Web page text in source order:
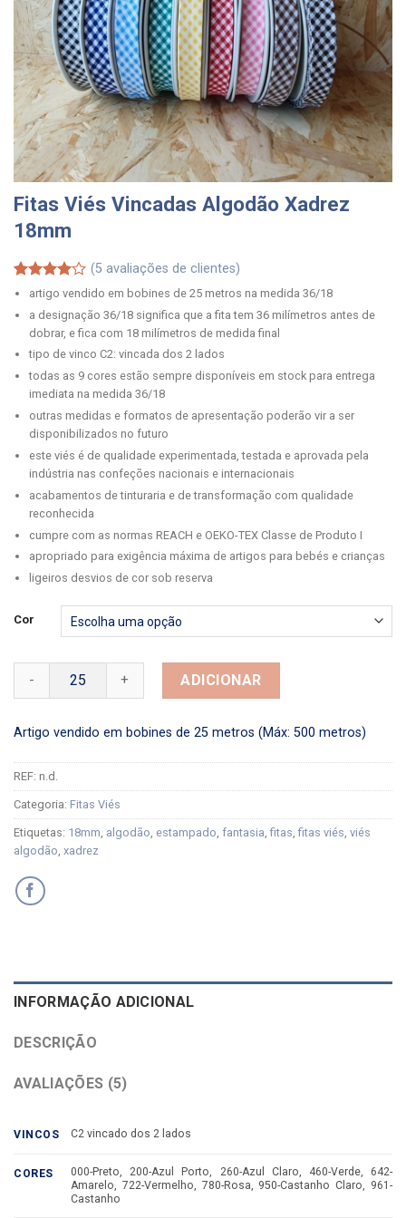
Fitas Viés Vincadas Algodão Xadrez
18mm
Classificado
4.00
em 5
com base
em
5
classificações
de
clientes
(5 avaliações de clientes)
artigo vendido em bobines de 25 metros na medida 36/18
a designação 36/18 significa que a fita tem 36 milímetros antes de
dobrar, e fica com 18 milímetros de medida final
tipo de vinco C2: vincada dos 2 lados
todas as 9 cores estão sempre disponíveis em stock para entrega
imediata na medida 36/18
outras medidas e formatos de apresentação poderão vir a ser
disponibilizados no futuro
este viés é de qualidade experimentada, testada e aprovada pela
indústria nas confeções nacionais e internacionais
acabamentos de tinturaria e de transformação com qualidade
reconhecida
cumpre com as normas REACH e OEKO-TEX Classe de Produto I
apropriado para exigência máxima de artigos para bebés e crianças
ligeiros desvios de cor sob reserva
Cor
Quantidade de Fitas Viés Vincadas Algodão Xadrez 18mm
ADICIONAR
Artigo vendido em bobines de 25 metros (Máx: 500 metros)
REF: n.d.
Categoria: Fitas Viés
Etiquetas: 18mm algodão estampado fantasia ,fitas ,fitas viés viés
algodão xadrez
INFORMAÇÃO ADICIONAL
DESCRIÇÃO
AVALIAÇÕES (5)
VINCOS C2 vincado dos 2 lados
CORES
000-Preto, 200-Azul Porto, 260-Azul Claro, 460-Verde, 642-
Amarelo, 722-Vermelho, 780-Rosa, 950-Castanho Claro, 961-
Castanho